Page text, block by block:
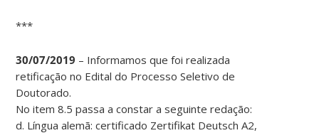
***
30/07/2019 – Informamos que foi realizada
retificação no Edital do Processo Seletivo de
Doutorado.
No item 8.5 passa a constar a seguinte redação:
d. Língua alemã: certificado Zertifikat Deutsch A2,